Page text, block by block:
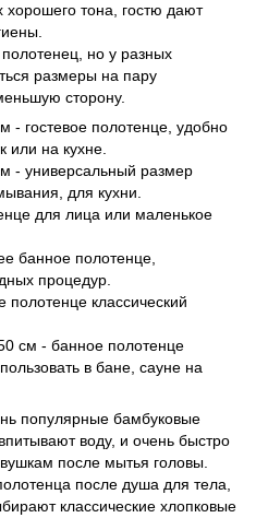
хорошего тона, гостю дают
но у разных
размеры на пару
сторону.
- гостевое полотенце, удобно
или на кухне.
- универсальный размер
для кухни.
для лица или маленькое
банное полотенце,
процедур.
классический
см - банное полотенце
в бане, сауне на
популярные бамбуковые
воду, и очень быстро
после мытья головы.
после душа для тела,
классические хлопковые